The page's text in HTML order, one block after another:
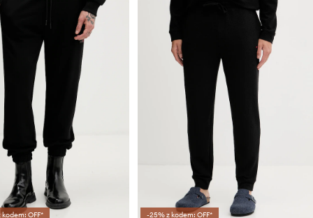
OFF* -25% z kodem: OFF*